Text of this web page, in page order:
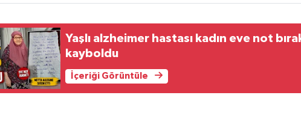
Yaşlı alzheimer hastası kadın eve not
kayboldu
İçeriği Görüntüle